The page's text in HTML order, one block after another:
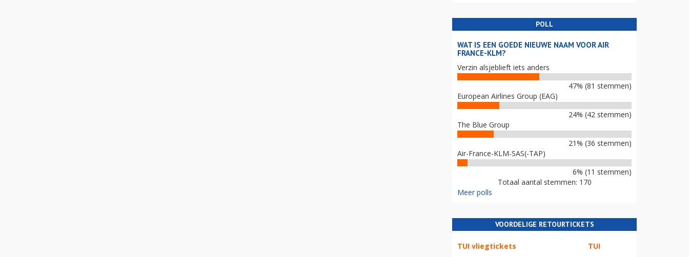
POLL
WAT IS EEN GOEDE NIEUWE NAAM VOOR AIR
FRANCE-KLM?
Verzin alsjeblieft iets anders
47% (81 stemmen)
European Airlines Group (EAG)
24% (42 stemmen)
The Blue Group
21% (36 stemmen)
Air-France-KLM-SAS(-TAP)
6% (11 stemmen)
Totaal aantal stemmen: 170
Meer polls
VOORDELIGE RETOURTICKETS
TUI vliegtickets TUI